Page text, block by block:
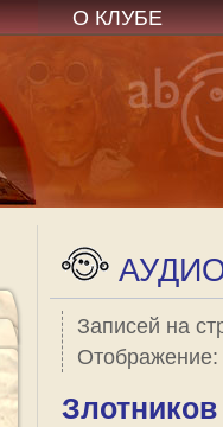
О КЛУБЕ
Записей на
Отображение: